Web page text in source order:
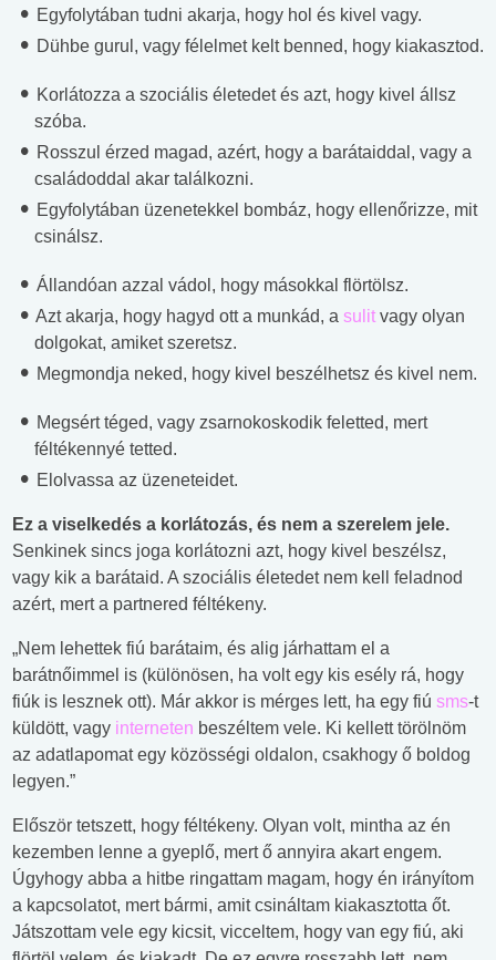
Egyfolytában tudni akarja, hogy hol és kivel vagy.
Dühbe gurul, vagy félelmet kelt benned, hogy kiakasztod.
Korlátozza a szociális életedet és azt, hogy kivel állsz
szóba.
Rosszul érzed magad, azért, hogy a barátaiddal, vagy a
családoddal akar találkozni.
Egyfolytában üzenetekkel bombáz, hogy ellenőrizze, mit
csinálsz.
Állandóan azzal vádol, hogy másokkal flörtölsz.
Azt akarja, hogy hagyd ott a munkád, a sulit vagy olyan
dolgokat, amiket szeretsz.
Megmondja neked, hogy kivel beszélhetsz és kivel nem.
Megsért téged, vagy zsarnokoskodik feletted, mert
féltékennyé tetted.
Elolvassa az üzeneteidet.
Ez a viselkedés a korlátozás, és nem a szerelem jele.
Senkinek sincs joga korlátozni azt, hogy kivel beszélsz,
vagy kik a barátaid. A szociális életedet nem kell feladnod
azért, mert a partnered féltékeny.
„Nem lehettek fiú barátaim, és alig járhattam el a
barátnőimmel is (különösen, ha volt egy kis esély rá, hogy
fiúk is lesznek ott). Már akkor is mérges lett, ha egy fiú sms-t
küldött, vagy interneten beszéltem vele. Ki kellett törölnöm
az adatlapomat egy közösségi oldalon, csakhogy ő boldog
legyen.”
Először tetszett, hogy féltékeny. Olyan volt, mintha az én
kezemben lenne a gyeplő, mert ő annyira akart engem.
Úgyhogy abba a hitbe ringattam magam, hogy én irányítom
a kapcsolatot, mert bármi, amit csináltam kiakasztotta őt.
Játszottam vele egy kicsit, vicceltem, hogy van egy fiú, aki